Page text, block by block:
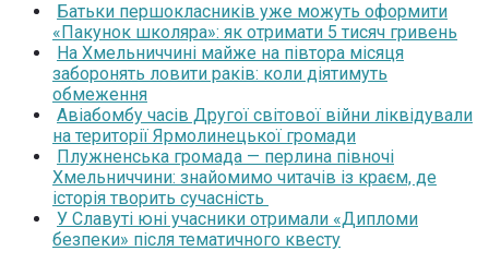
Батьки першокласників уже можуть оформити
«Пакунок школяра»: як отримати 5 тисяч гривень
На Хмельниччині майже на півтора місяця
заборонять ловити раків: коли діятимуть
обмеження
Авіабомбу часів Другої світової війни ліквідували
на території Ярмолинецької громади
Плужненська громада — перлина півночі
Хмельниччини: знайомимо читачів із краєм, де
історія творить сучасність
У Славуті юні учасники отримали «Дипломи
безпеки» після тематичного квесту